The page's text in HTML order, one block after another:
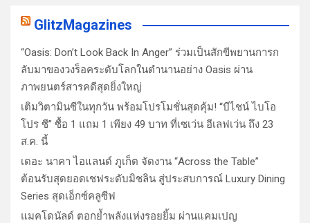
GlitzMagazines
“Oasis: Don’t Look Back In Anger” ร่วมเป็นสักขีพยานการก
ลับมาของวงร็อคระดับโลกในตำนานอย่าง Oasis ผ่าน
ภาพยนตร์สารคดีสุดยิ่งใหญ่
เติมวิตามินซีในทุกวัน พร้อมโปรโมชั่นสุดคุ้ม! “บีไชน์ ไบโอ
โปร ซี” ซื้อ 1 แถม 1 เพียง 49 บาท ที่เซเว่น อีเลฟเว่น ถึง 23
ส.ค. นี้
เดอะ นาคา ไอแลนด์ ภูเก็ต จัดงาน “Across the Table”
ต้อนรับสุดยอดเชฟระดับมิชลิน สู่ประสบการณ์ Luxury Dining
Series สุดเอ็กซ์คลูซีฟ
แมคโดนัลด์ ตอกย้ำพลังแห่งรอยยิ้ม ผ่านแคมเปญ